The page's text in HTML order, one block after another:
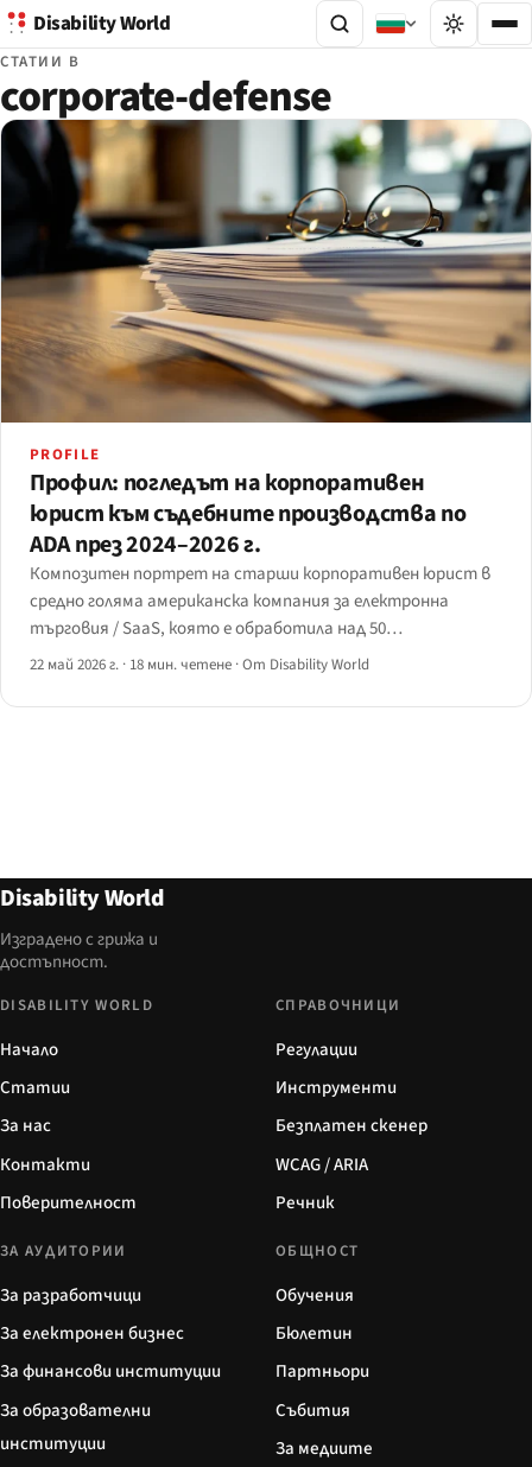
Disability World
СТАТИИ В
corporate-defense
PROFILE
Профил: погледът на корпоративен
юрист към съдебните производства по
ADA през 2024–2026 г.
Композитен портрет на старши корпоративен юрист в
средно голяма американска компания за електронна
търговия / SaaS, която е обработила над 50
предупредителни писма за уеб достъпност по ADA между
страната на ищците, прозорецът за ранно споразумение.
22 май 2026 г. · 18 мин. четене ·От Disability World
Disability World
Изградено с грижа и
достъпност.
DISABILITY WORLD
Начало
Статии
За нас
Контакти
Поверителност
СПРАВОЧНИЦИ
Регулации
Инструменти
Безплатен скенер
WCAG / ARIA
Речник
ЗА АУДИТОРИИ
За разработчици
За електронен бизнес
За финансови институции
За образователни
институции
ОБЩНОСТ
Обучения
Бюлетин
Партньори
Събития
За медиите